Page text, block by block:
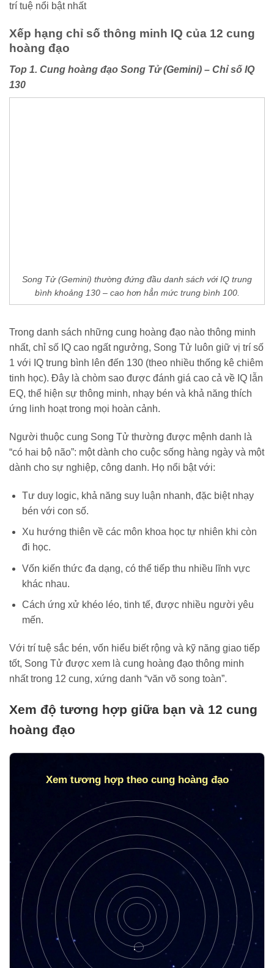
trí tuệ nổi bật nhất
Xếp hạng chỉ số thông minh IQ của 12 cung
hoàng đạo
Top 1. Cung hoàng đạo Song Tử (Gemini) – Chỉ số IQ
130
Song Tử (Gemini) thường đứng đầu danh sách với IQ trung
bình khoảng 130 – cao hơn hẳn mức trung bình 100.
Trong danh sách những cung hoàng đạo nào thông minh
nhất, chỉ số IQ cao ngất ngưởng, Song Tử luôn giữ vị trí số
1 với IQ trung bình lên đến 130 (theo nhiều thống kê chiêm
tinh học). Đây là chòm sao được đánh giá cao cả về IQ lẫn
EQ, thể hiện sự thông minh, nhạy bén và khả năng thích
ứng linh hoạt trong mọi hoàn cảnh.
Người thuộc cung Song Tử thường được mệnh danh là
“có hai bộ não”: một dành cho cuộc sống hàng ngày và một
dành cho sự nghiệp, công danh. Họ nổi bật với:
Tư duy logic, khả năng suy luận nhanh, đặc biệt nhạy
bén với con số.
Xu hướng thiên về các môn khoa học tự nhiên khi còn
đi học.
Vốn kiến thức đa dạng, có thể tiếp thu nhiều lĩnh vực
khác nhau.
Cách ứng xử khéo léo, tinh tế, được nhiều người yêu
mến.
Với trí tuệ sắc bén, vốn hiểu biết rộng và kỹ năng giao tiếp
tốt, Song Tử được xem là cung hoàng đạo thông minh
nhất trong 12 cung, xứng danh “văn võ song toàn”.
Xem độ tương hợp giữa bạn và 12 cung
hoàng đạo
Xem tương hợp theo cung hoàng đạo